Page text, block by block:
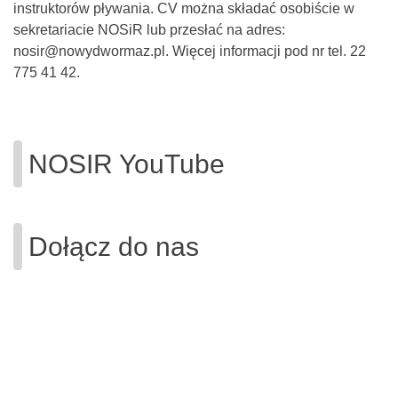
instruktorów pływania. CV można składać osobiście w
sekretariacie NOSiR lub przesłać na adres:
nosir@nowydwormaz.pl. Więcej informacji pod nr tel. 22
775 41 42.
NOSIR YouTube
Dołącz do nas